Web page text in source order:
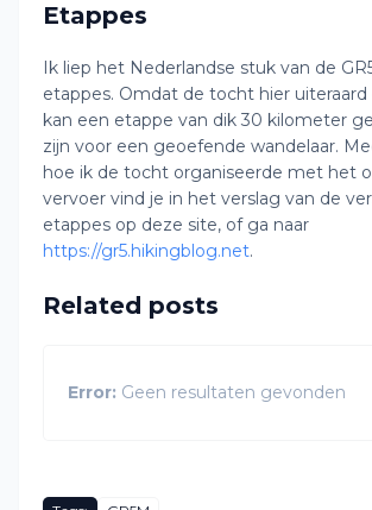
Etappes
Ik liep het Nederlandse stuk van de
etappes. Omdat de tocht hier uiteraard
kan een etappe van dik 30 kilometer
zijn voor een geoefende wandelaar.
hoe ik de tocht organiseerde met het
vervoer vind je in het verslag van de
etappes op deze site, of ga naar
https://gr5.hikingblog.net.
Related posts
Error: Geen resultaten gevonden